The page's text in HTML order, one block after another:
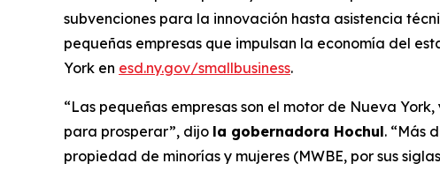
subvenciones para la innovación hasta asistencia
pequeñas empresas que impulsan la economía del
York en esd.ny.gov/smallbusiness.
“Las pequeñas empresas son el motor de Nueva
para prosperar”, dijo la gobernadora Hochul. “Más
propiedad de minorías y mujeres (MWBE, por sus